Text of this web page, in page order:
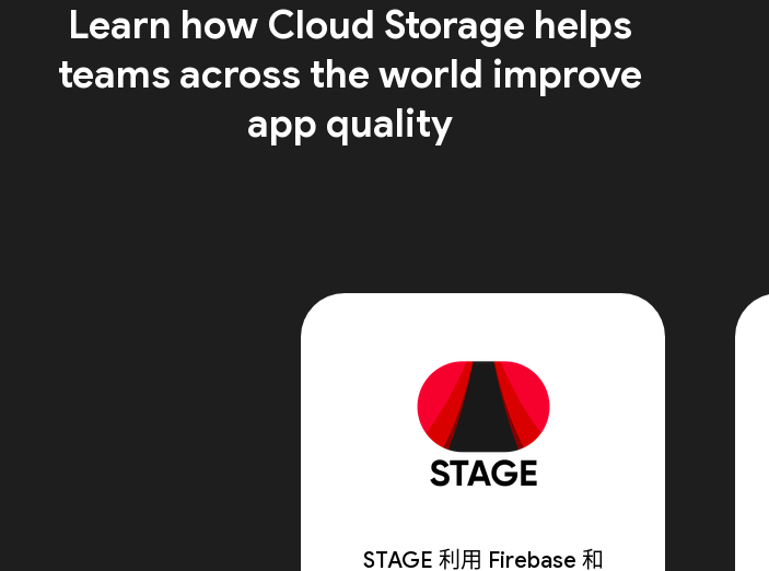
Learn how Cloud Storage helps
teams across the world improve
app quality
STAGE 利用 Firebase 和